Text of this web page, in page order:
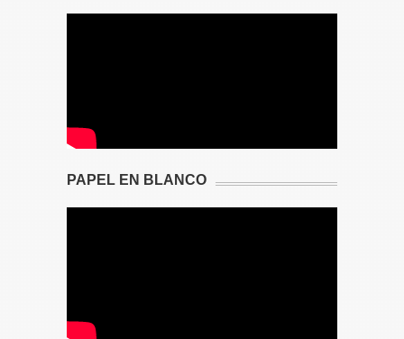
PAPEL EN BLANCO